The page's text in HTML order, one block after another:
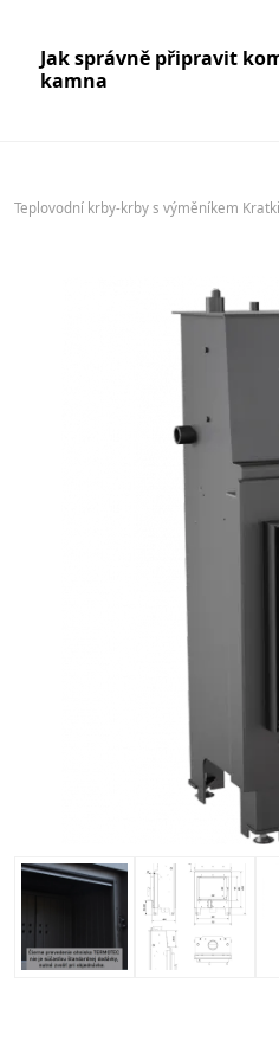
Jak správně připravit
kamna
Teplovodní krby-krby s výměníkem Kratki